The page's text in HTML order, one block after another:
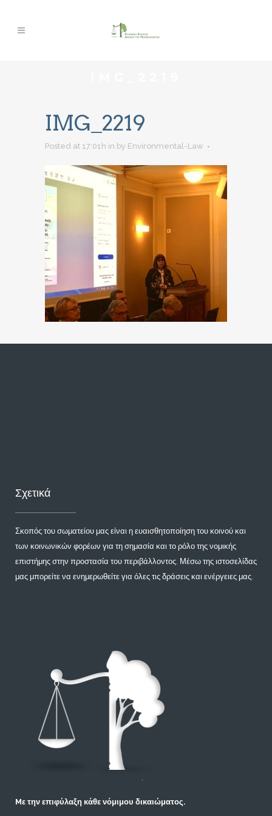
IMG_2219
Posted at 17:01h in by Environmental-Law
Σχετικά
Σκοπός του σωματείου μας είναι η ευαισθητοποίηση του κοινού και
των κοινωνικών φορέων για τη σημασία και το ρόλο της νομικής
επιστήμης στην προστασία του περιβάλλοντος. Μέσω της ιστοσελίδας
μας μπορείτε να ενημερωθείτε για όλες τις δράσεις και ενέργειες μας.
Mε την επιφύλαξη κάθε νόμιμου δικαιώματος.